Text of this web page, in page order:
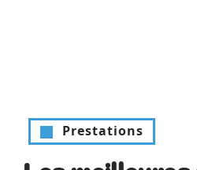
Prestations